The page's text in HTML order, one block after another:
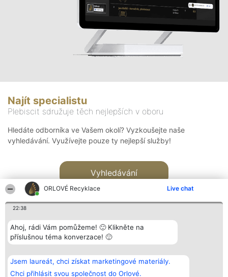
ORLOVÉ Recyklace Live chat
22:38
Ahoj, rádi Vám pomůžeme! 🙂 Klikněte na
příslušnou téma konverzace! 🙂
Jsem laureát, chci získat marketingové materiály.
Chci přihlásit svou společnost do Orlové.
Najít specialistu
Plebiscit sdružuje těch nejlepších v oboru
Hledáte odborníka ve Vašem okolí? Vyzkoušejte naše
vyhledávání. Využívejte pouze ty nejlepší služby!
Vyhledávání
Bright Side Solutions sp. z o.
o. sp. k.
ul. Ruska 22
Vítězové
Seznam všech
laureátů
Kontakt